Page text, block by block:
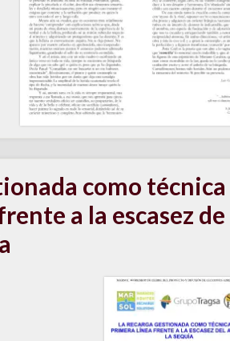
como técnica
a la escasez de